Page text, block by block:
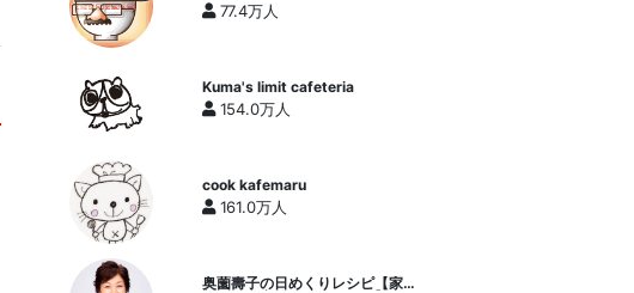
77.4万人
Kuma's limit cafeteria
154.0万人
cook kafemaru
161.0万人
奥薗壽子の日めくりレシピ【家庭